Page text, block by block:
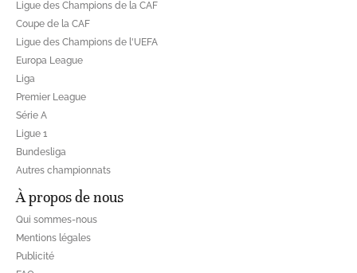
Ligue des Champions de la CAF
Coupe de la CAF
Ligue des Champions de l'UEFA
Europa League
Liga
Premier League
Série A
Ligue 1
Bundesliga
Autres championnats
À propos de nous
Qui sommes-nous
Mentions légales
Publicité